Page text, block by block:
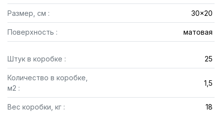
Размер, см : 30x20
Поверхность : матовая
Штук в коробке : 25
Количество в коробке,
м2 :
1,5
Вес коробки, кг : 18